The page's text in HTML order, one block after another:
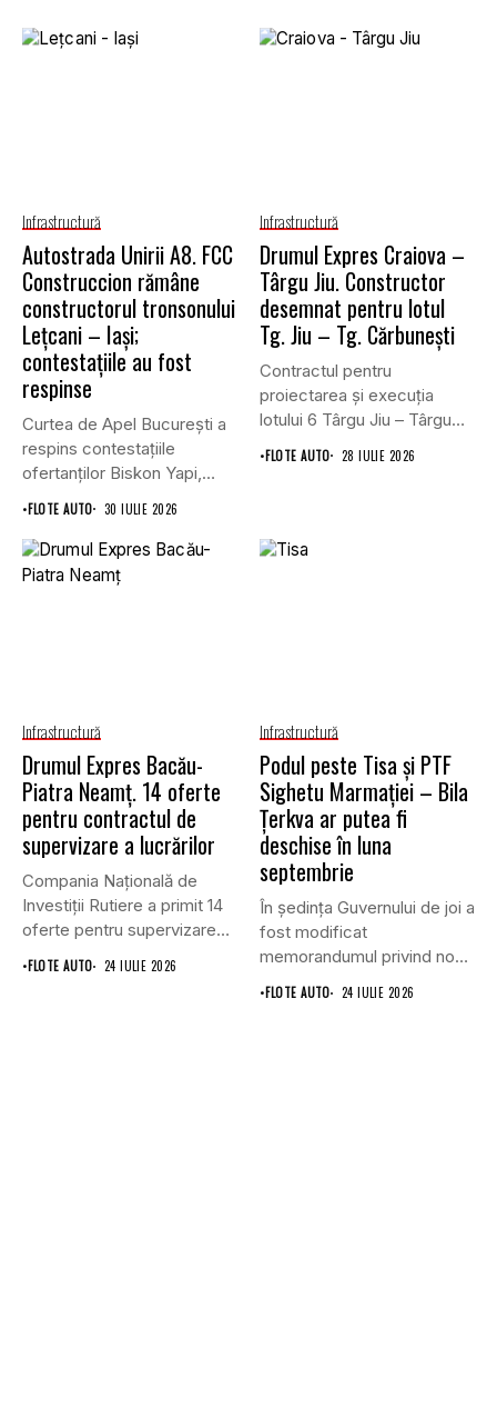
Infrastructură
Autostrada Unirii A8. FCC
Construccion rămâne
constructorul tronsonului
Lețcani – Iași;
contestațiile au fost
respinse
Curtea de Apel București a
respins contestațiile
ofertanților Biskon Yapi,
Straco și...
•FLOTE AUTO 30 IULIE 2026
Infrastructură
Drumul Expres Craiova –
Târgu Jiu. Constructor
desemnat pentru lotul
Tg. Jiu – Tg. Cărbunești
Contractul pentru
proiectarea și execuția
lotului 6 Târgu Jiu – Târgu
Cărbunești,...
•FLOTE AUTO 28 IULIE 2026
Infrastructură
Drumul Expres Bacău-
Piatra Neamț. 14 oferte
pentru contractul de
supervizare a lucrărilor
Compania Națională de
Investiții Rutiere a primit 14
oferte pentru supervizarea
lucrărilor...
•FLOTE AUTO 24 IULIE 2026
Infrastructură
Podul peste Tisa și PTF
Sighetu Marmației – Bila
Țerkva ar putea fi
deschise în luna
septembrie
În ședința Guvernului de joi a
fost modificat
memorandumul privind noul
punct...
•FLOTE AUTO 24 IULIE 2026